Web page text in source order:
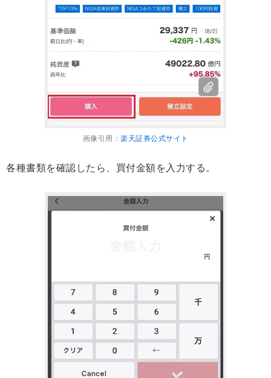
画像引用： 楽天証券公式サイト
各種書類を確認したら、買付金額を入力する。